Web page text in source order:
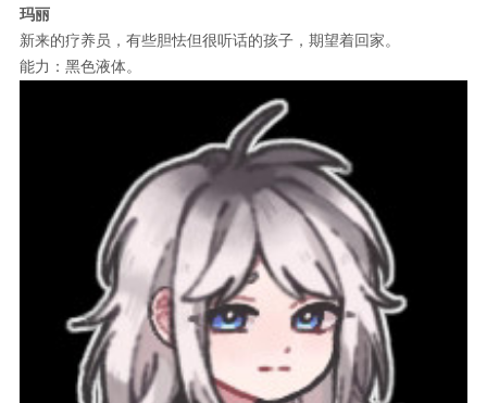
玛丽
新来的疗养员，有些胆怯但很听话的孩子，期望着回家。
能力：黑色液体。